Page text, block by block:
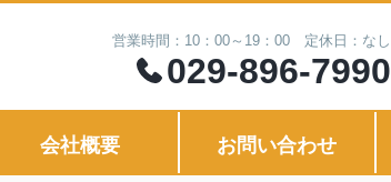
営業時間：10：00～19：00 定休日：なし
029-896-7990
会社概要 お問い合わせ